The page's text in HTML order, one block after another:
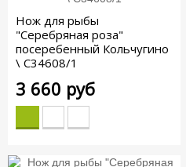
Нож для рыбы
"Серебряная роза"
посеребенный Кольчугино
\ С34608/1
3 660 руб